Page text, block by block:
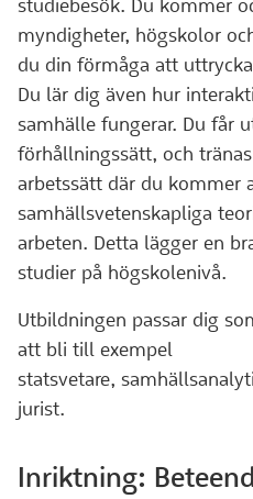
studiebesök. Du kommer
myndigheter, högskolor
du din förmåga att
Du lär dig även hur
samhälle fungerar. Du får
förhållningssätt, och
arbetssätt där du kommer
samhällsvetenskapliga
arbeten. Detta lägger en
studier på högskolenivå.
Utbildningen passar dig
att bli till exempel
statsvetare,
jurist.
Inriktning: